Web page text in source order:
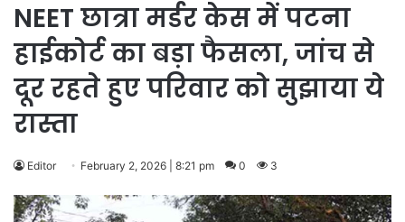
NEET छात्रा मर्डर केस में पटना
हाईकोर्ट का बड़ा फैसला, जांच से
दूर रहते हुए परिवार को सुझाया ये
रास्ता
Editor February 2, 2026 | 8:21 pm 0 3